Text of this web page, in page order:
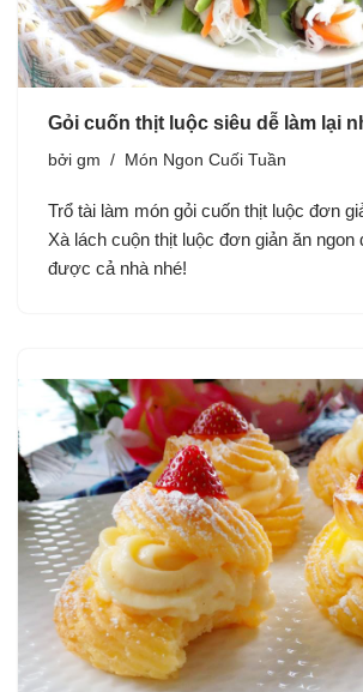
Gỏi cuốn thịt luộc siêu dễ làm lại
bởi gm Món Ngon Cuối Tuần
Trổ tài làm món gỏi cuốn thịt luộc đơn
Xà lách cuộn thịt luộc đơn giản ăn ngon
được cả nhà nhé!